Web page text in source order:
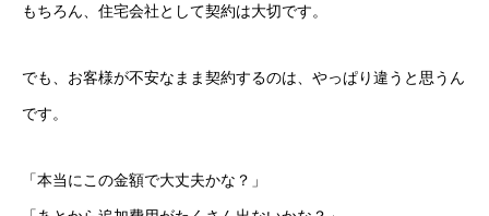
もちろん、住宅会社として契約は大切です。
でも、お客様が不安なまま契約するのは、やっぱり違うと思うん
です。
「本当にこの金額で大丈夫かな？」